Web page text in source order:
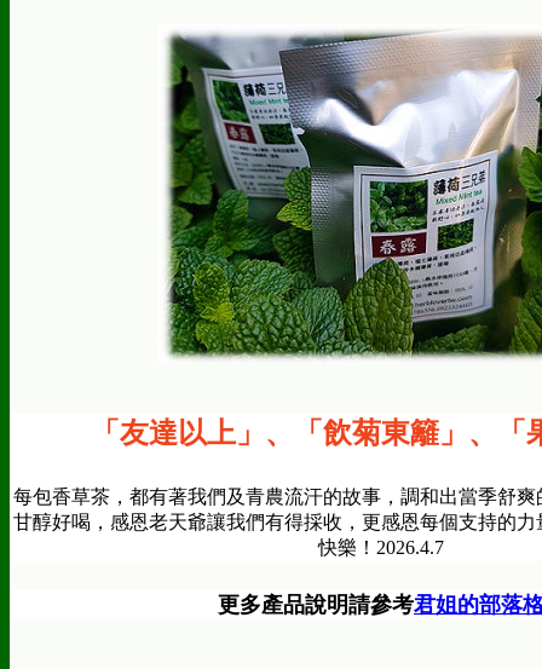
「友達以上 」 、 「飲菊東籬 」、
每包香草茶，都有著我們及青農流汗的故事，調和出當季舒
甘醇好喝，感恩老天爺讓我們有得採收，更感恩每個支持的
快樂！2026.4.7
更多產品說明請參考君姐的部落